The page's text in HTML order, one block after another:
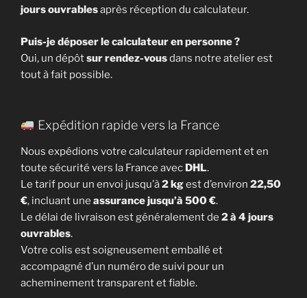
jours ouvrablesaprès réception du calculateur.
Puis-je déposer le calculateur en personne ?
Oui, un dépôtsur rendez-vousdans notre atelier est
tout à fait possible.
Expédition rapide vers la France
Nous expédions votre calculateur rapidement et en
toute sécurité vers la France avec DHL.
Le tarif pour un envoi jusqu’à2 kgest d’environ 22,50
€, incluant une assurance jusqu’à 500 €.
Le délai de livraison est généralement de 2 à 4 jours
ouvrables.
Votre colis est soigneusement emballé et
accompagné d’un numéro de suivi pour un
acheminement transparent et fiable.